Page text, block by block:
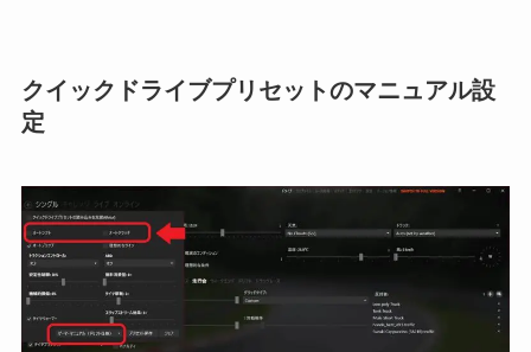
クイックドライブプリセットのマニュアル設
定